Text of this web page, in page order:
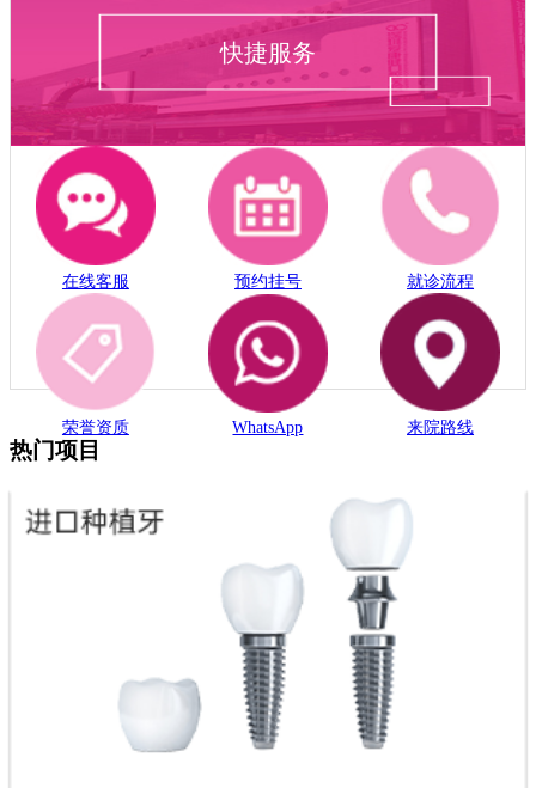
快捷服务
在线客服 预约挂号 就诊流程
荣誉资质 WhatsApp 来院路线
热门项目